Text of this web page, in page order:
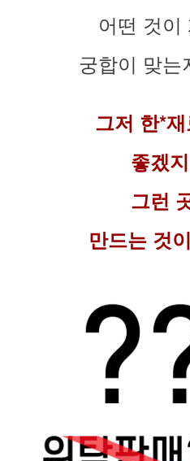
어떤 것이
궁합이 맞는
그저 한*
좋겠
그런
만드는 것